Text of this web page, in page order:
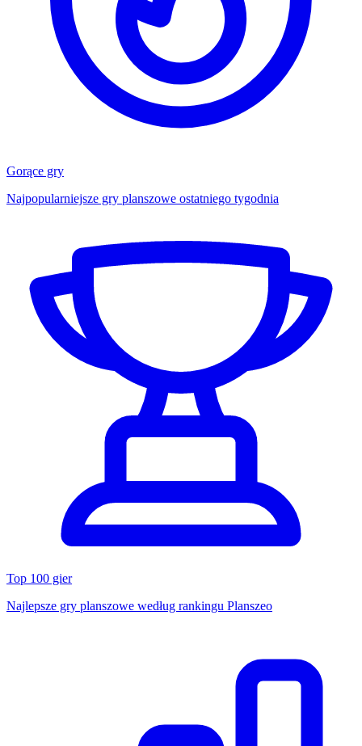
Gorące gry
Najpopularniejsze gry planszowe ostatniego tygodnia
Top 100 gier
Najlepsze gry planszowe według rankingu Planszeo